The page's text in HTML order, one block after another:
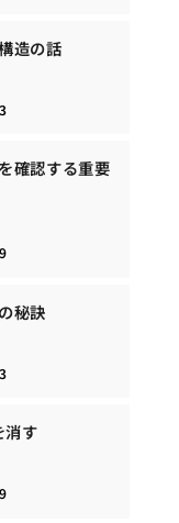
造の話
確認する重要
秘訣
消す